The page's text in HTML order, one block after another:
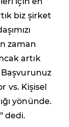
biz şirket
zaman
artık
vs. Kişisel
yönünde.
dedi.